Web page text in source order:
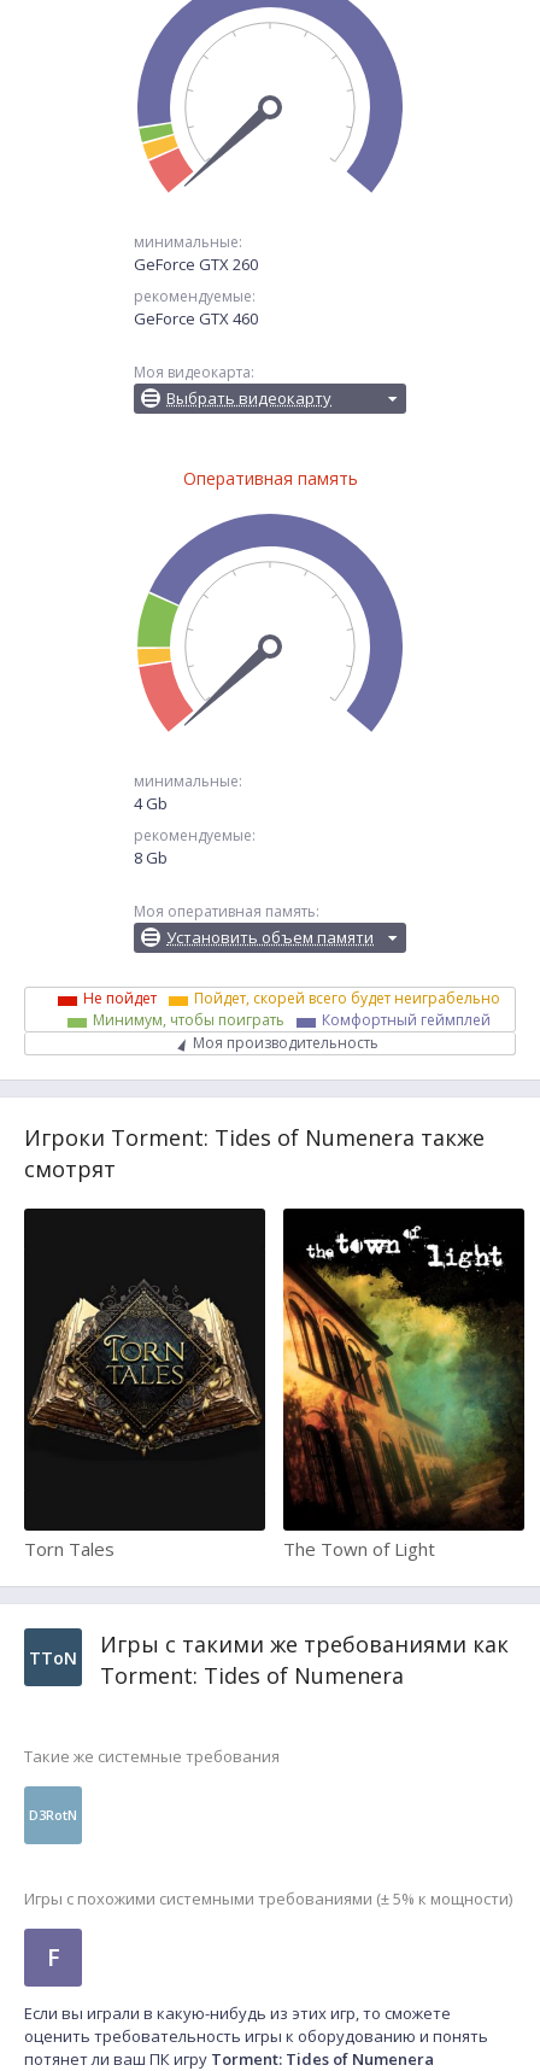
минимальные:
GeForce GTX 260
рекомендуемые:
GeForce GTX 460
Моя видеокарта:
Выбрать видеокарту
Оперативная память
минимальные:
4 Gb
рекомендуемые:
8 Gb
Моя оперативная память:
Установить объем памяти
Не пойдет
Пойдет, скорей всего будет неиграбельно
Минимум, чтобы поиграть
Комфортный геймплей
Моя производительность
Игроки Torment: Tides of Numenera также
смотрят
Torn Tales The Town of Light
TToN
Игры с такими же требованиями как
Torment: Tides of Numenera
Такие же системные требования
D3RotN
Игры с похожими системными требованиями (± 5% к мощности)
F
Если вы играли в какую-нибудь из этих игр, то сможете
оценить требовательность игры к оборудованию и понять
потянет ли ваш ПК игру Torment: Tides of Numenera